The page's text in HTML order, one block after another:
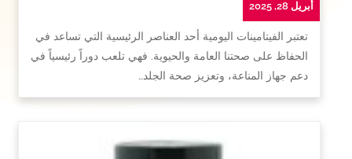
أبريل 28, 2025
تعتبر الفيتامينات اليومية أحد العناصر الرئيسية التي تساعد في
الحفاظ على صحتنا العامة والحيوية. فهي تلعب دوراً رئيسياً في
دعم جهاز المناعة، وتعزيز صحة الجلد…